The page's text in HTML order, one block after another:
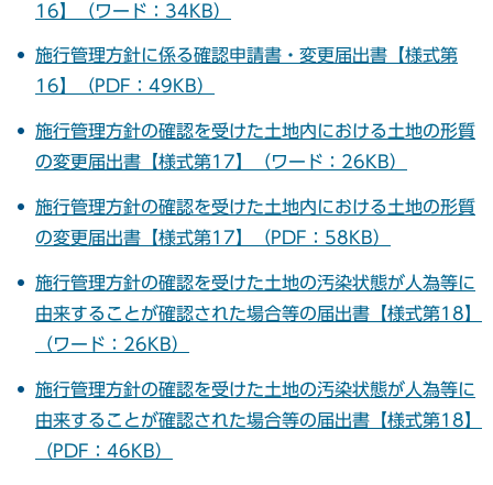
16】（ワード：34KB）
施行管理方針に係る確認申請書・変更届出書【様式第
16】（PDF：49KB）
施行管理方針の確認を受けた土地内における土地の形質
の変更届出書【様式第17】（ワード：26KB）
施行管理方針の確認を受けた土地内における土地の形質
の変更届出書【様式第17】（PDF：58KB）
施行管理方針の確認を受けた土地の汚染状態が人為等に
由来することが確認された場合等の届出書【様式第18】
（ワード：26KB）
施行管理方針の確認を受けた土地の汚染状態が人為等に
由来することが確認された場合等の届出書【様式第18】
（PDF：46KB）